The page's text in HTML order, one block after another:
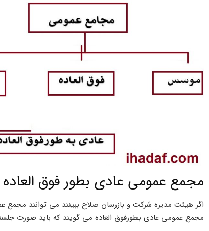
مجمع عمومی عادی بطور فوق
اگر هیئت مدیره شرکت و بازرسان صلاح ببینند می توانند
مجمع عمومی عادی بطورفوق العاده می گویند که باید صورت